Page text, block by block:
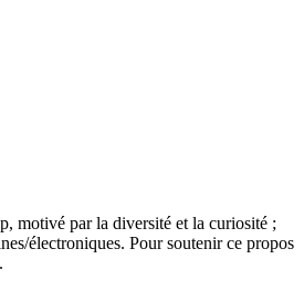
motivé par la diversité et la curiosité ;
électroniques. Pour soutenir ce propos